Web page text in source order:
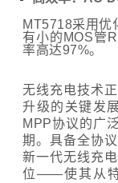
MT5718采用优
有小的MOS管
率高达97%。
无线充电技术
升级的关键发
MPP协议的广
期。具备全协
新一代无线充
位——使其从特